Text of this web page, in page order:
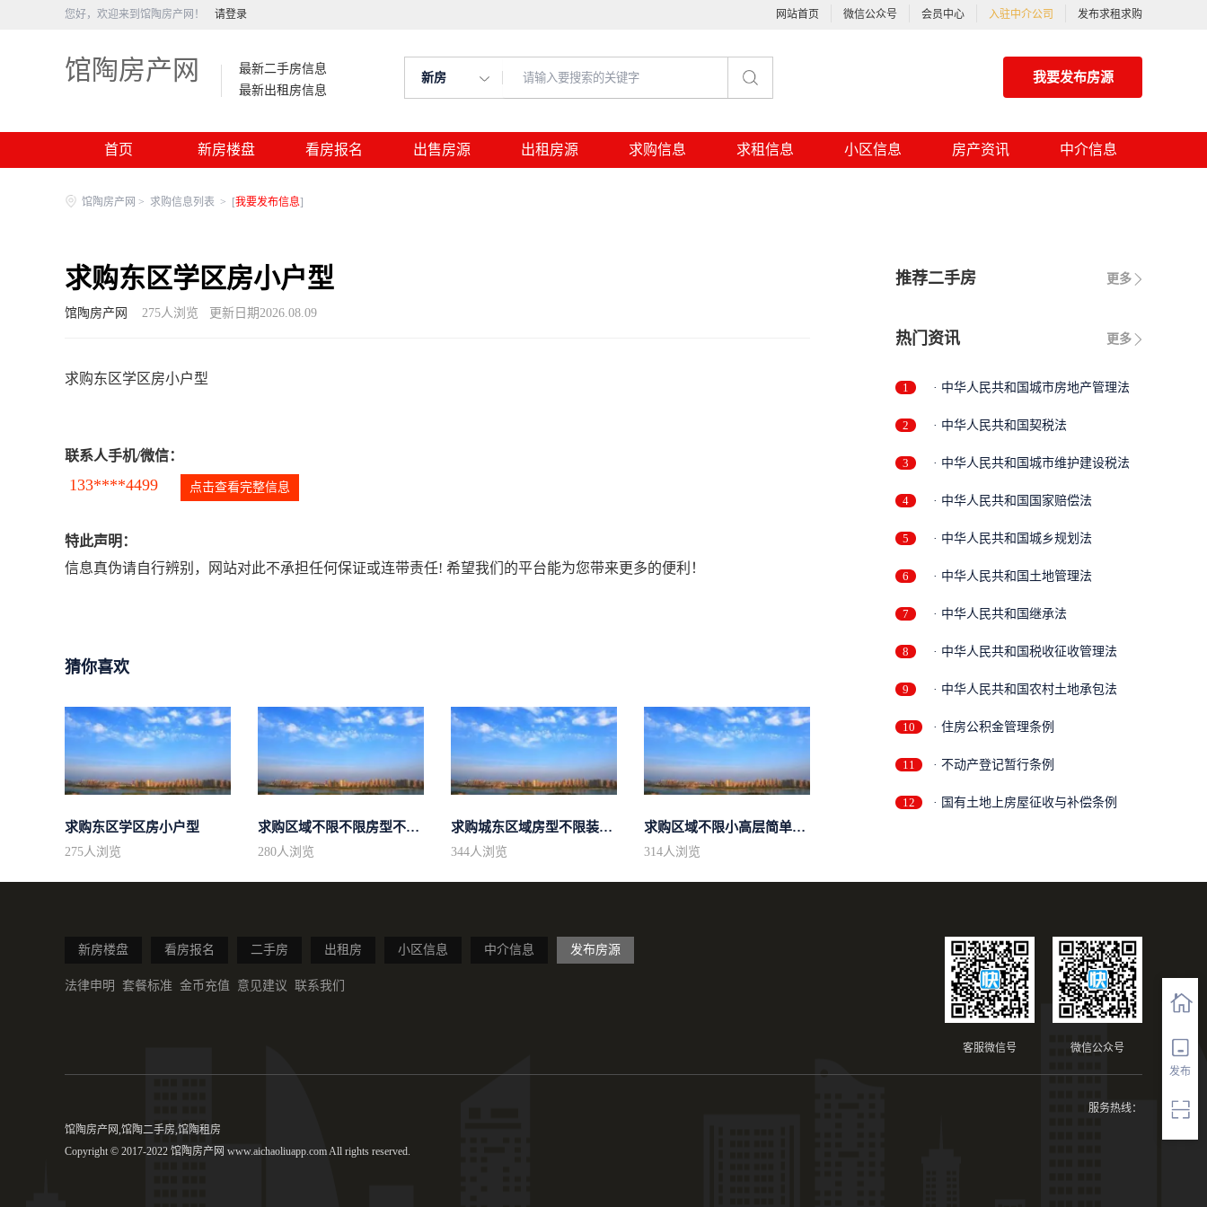
您好，欢迎来到馆陶房产网！ 请登录 网站首页 微信公众号 会员中心 入驻中介公司 发布求租求购
馆陶房产网
最新二手房信息
最新出租房信息
新房 我要发布房源
首页 新房楼盘 看房报名 出售房源 出租房源 求购信息 求租信息 小区信息 房产资讯 中介信息
发布
馆陶房产网 > 求购信息列表 > [我要发布信息]
求购东区学区房小户型
馆陶房产网 275人浏览 更新日期2026.08.09
求购东区学区房小户型
联系人手机/微信：
133****4499 点击查看完整信息
特此声明：
信息真伪请自行辨别，网站对此不承担任何保证或连带责任! 希望我们的平台能为您带来更多的便利！
猜你喜欢
求购东区学区房小户型
275人浏览
求购区域不限不限房型不限两室一厅简...
280人浏览
求购城东区域房型不限装修不限
344人浏览
求购区域不限小高层简单装修
314人浏览
更多
推荐二手房
更多
热门资讯
1 · 中华人民共和国城市房地产管理法
2 · 中华人民共和国契税法
3 · 中华人民共和国城市维护建设税法
4 · 中华人民共和国国家赔偿法
5 · 中华人民共和国城乡规划法
6 · 中华人民共和国土地管理法
7 · 中华人民共和国继承法
8 · 中华人民共和国税收征收管理法
9 · 中华人民共和国农村土地承包法
10 · 住房公积金管理条例
11 · 不动产登记暂行条例
12 · 国有土地上房屋征收与补偿条例
新房楼盘 看房报名 二手房 出租房 小区信息 中介信息 发布房源
法律申明 套餐标准 金币充值 意见建议 联系我们
微信公众号
客服微信号
服务热线：
馆陶房产网,馆陶二手房,馆陶租房
Copyright © 2017-2022 馆陶房产网 www.aichaoliuapp.com All rights reserved.